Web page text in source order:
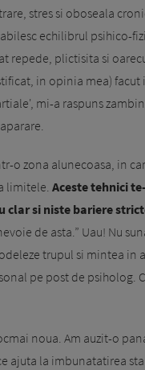
stres si oboseala
echilibrul psihico-
repede, plictisita si
in opinia mea) facut
mi-a raspuns
o zona alunecoasa, in
limitele. Aceste tehnici
clar si niste bariere
de asta.” Uau! Nu
trupul si mintea in
pe post de psiholog.
noua. Am auzit-o
ajuta la imbunatatirea